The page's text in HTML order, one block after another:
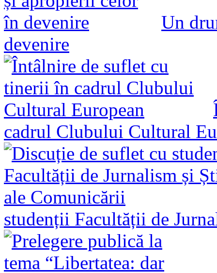
Un
devenire
cadrul Clubului Cultural
studenții Facultății de